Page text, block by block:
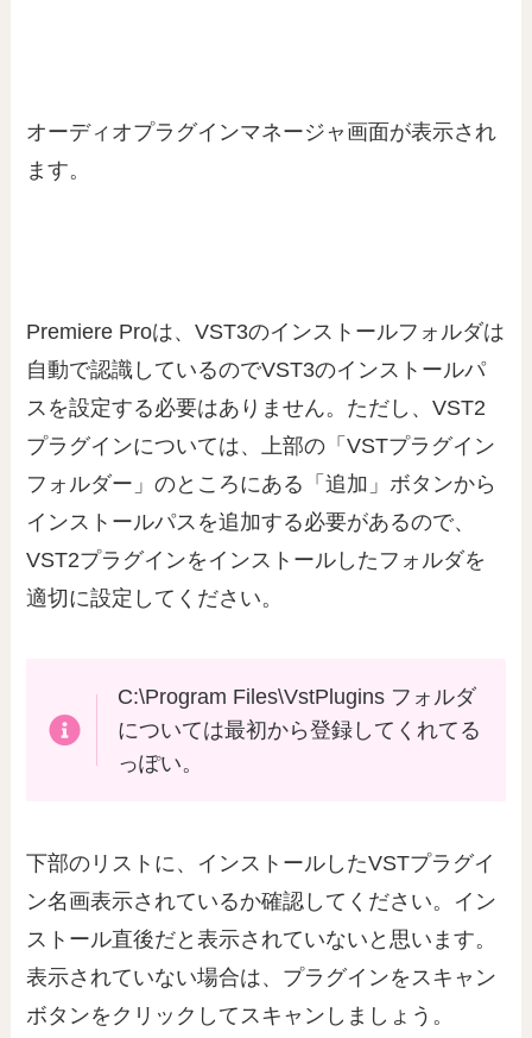
オーディオプラグインマネージャ画面が表示され
ます。
Premiere Proは、VST3のインストールフォルダは
自動で認識しているのでVST3のインストールパ
スを設定する必要はありません。ただし、VST2
プラグインについては、上部の「VSTプラグイン
フォルダー」のところにある「追加」ボタンから
インストールパスを追加する必要があるので、
VST2プラグインをインストールしたフォルダを
適切に設定してください。
C:\Program Files\VstPlugins フォルダ
については最初から登録してくれてる
っぽい。
下部のリストに、インストールしたVSTプラグイ
ン名画表示されているか確認してください。イン
ストール直後だと表示されていないと思います。
表示されていない場合は、プラグインをスキャン
ボタンをクリックしてスキャンしましょう。